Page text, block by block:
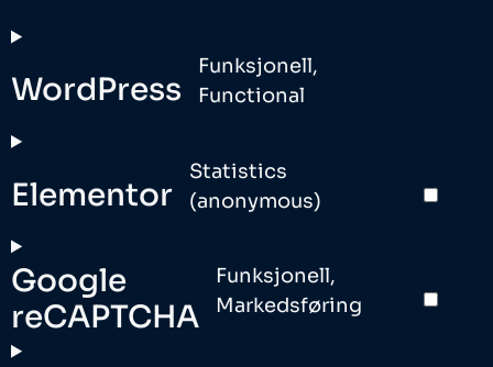
WordPress
Funksjonell,
Functional
Elementor
Statistics
(anonymous)
Google
reCAPTCHA
Funksjonell,
Markedsføring